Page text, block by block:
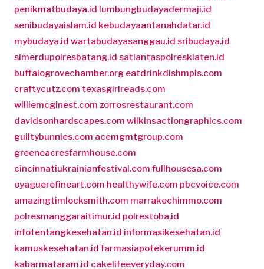
penikmatbudaya.id lumbungbudayadermaji.id
senibudayaislam.id kebudayaantanahdatar.id
mybudaya.id wartabudayasanggau.id sribudaya.id
simerdupolresbatang.id satlantaspolresklaten.id
buffalogrovechamber.org eatdrinkdishmpls.com
craftycutz.com texasgirlreads.com
williemcginest.com zorrosrestaurant.com
davidsonhardscapes.com wilkinsactiongraphics.com
guiltybunnies.com acemgmtgroup.com
greeneacresfarmhouse.com
cincinnatiukrainianfestival.com fullhousesa.com
oyaguerefineart.com healthywife.com pbcvoice.com
amazingtimlocksmith.com marrakechimmo.com
polresmanggaraitimur.id polrestoba.id
infotentangkesehatan.id informasikesehatan.id
kamuskesehatan.id farmasiapotekerumm.id
kabarmataram.id cakelifeeveryday.com